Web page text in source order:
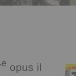
e opus il